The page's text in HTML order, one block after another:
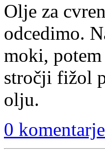
Olje za
odcedimo.
moki,
stročji fižol
olju.
0